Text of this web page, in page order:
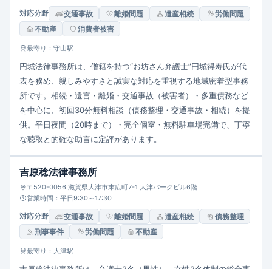
対応分野 交通事故 離婚問題 遺産相続
労働問題
不動産
消費者被害
最寄り：守山駅
円城法律事務所は、僧籍を持つ“お坊さん弁護士”円城得寿氏が代
表を務め、親しみやすさと誠実な対応を重視する地域密着型事務
所です。相続・遺言・離婚・交通事故（被害者）・多重債務など
を中心に、初回30分無料相談（債務整理・交通事故・相続）を提
供。平日夜間（20時まで）・完全個室・無料駐車場完備で、丁寧
な聴取と的確な助言に定評があります。
吉原稔法律事務所
〒520-0056 滋賀県大津市末広町7-1 大津パークビル6階
営業時間：平日9:30～17:30
対応分野 交通事故 離婚問題 遺産相続
債務整理
刑事事件
労働問題 不動産
最寄り：大津駅